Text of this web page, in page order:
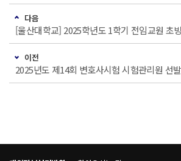
다음
[울산대학교] 2025학년도 1학기 전임교원 초
이전
2025년도 제14회 변호사시험 시험관리원 선